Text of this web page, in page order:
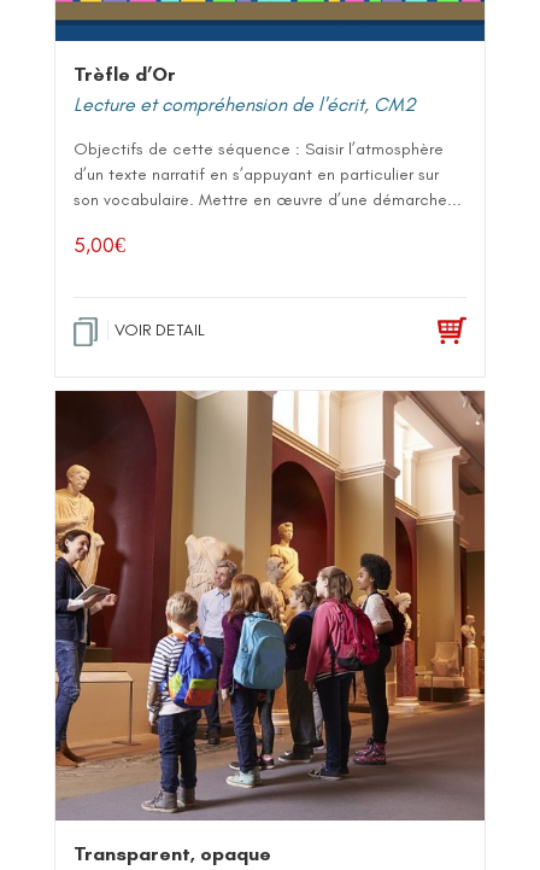
Trèfle d’Or
Lecture et compréhension de l'écrit, CM2
Objectifs de cette séquence : Saisir l’atmosphère
d’un texte narratif en s’appuyant en particulier sur
son vocabulaire. Mettre en œuvre d’une démarche...
5,00€
VOIR DETAIL
Transparent, opaque